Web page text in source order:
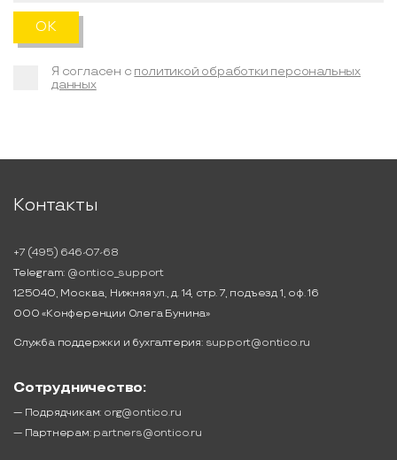
Я согласен с политикой обработки персональных
данных
Контакты
+7 (495) 646-07-68
Telegram: @ontico_support
125040, Москва, Нижняя ул., д. 14, стр. 7, подъезд 1, оф. 16
ООО «Конференции Олега Бунина»
Служба поддержки и бухгалтерия: support@ontico.ru
Сотрудничество:
— Подрядчикам: org@ontico.ru
— Партнерам: partners@ontico.ru